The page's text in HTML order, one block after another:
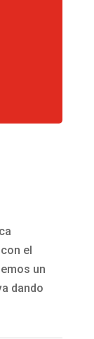
el
un
dando